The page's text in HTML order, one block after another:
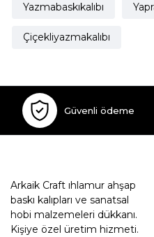
Yazmabaskıkalıbı
Çiçekliyazmakalıbı
Güvenli ödeme
Arkaik Craft ıhlamur ahşap
baskı kalıpları ve sanatsal
hobi malzemeleri dükkanı.
Kişiye özel üretim hizmeti.